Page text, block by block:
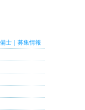
士｜募集情報